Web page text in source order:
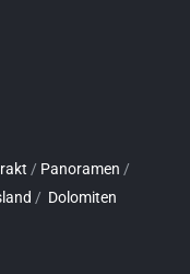
/ Panoramen /
/ Dolomiten